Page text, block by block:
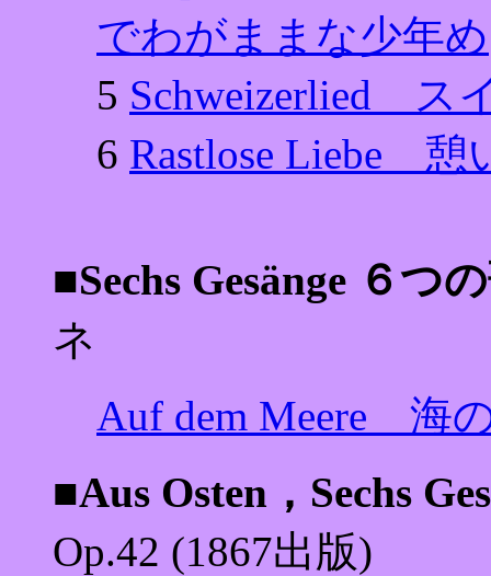
でわがままな少年め
5 Schweizerlied ス
6 Rastlose Liebe 憩
■Sechs Gesänge ６つ
ネ
Auf dem Meere 海
■Aus Osten，Sechs
Op.42 (1867出版)